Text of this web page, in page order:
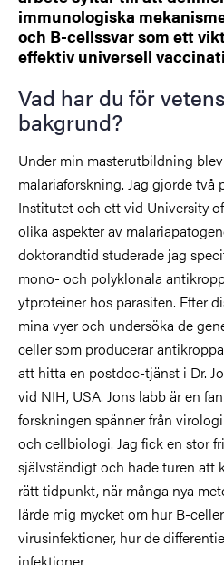
immunologiska
och B-cellssvar som ett
effektiv universell
Vad har du för
bakgrund?
Under min masterutbildning
malariaforskning. Jag gjorde två
Institutet och ett vid University
olika aspekter av
doktorandtid studerade jag
mono- och polyklonala
ytproteiner hos parasiten. Efter
mina vyer och undersöka de
celler som producerar
att hitta en postdoc-tjänst i Dr.
vid NIH, USA. Jons labb är en
forskningen spänner från
och cellbiologi. Jag fick en stor
självständigtoch hade turen att
rätt tidpunkt, när många nya
lärde mig mycket om hur B-
virusinfektioner, hur de